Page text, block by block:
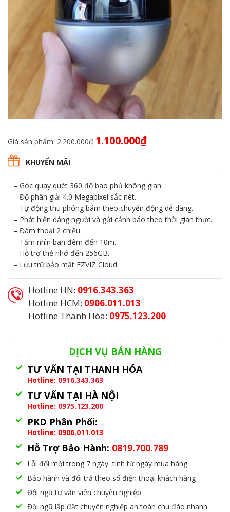
Giá sản phẩm: 2.200.000₫ Giá
gốc
1.100.000₫Giá
1.100.000₫.
KHUYẾN MÃI
– Góc quay quét 360 độ bao phủ không gian.
– Độ phân giải 4.0 Megapixel sắc nét.
– Tự động thu phóng bám theo chuyển động dễ dàng.
– Phát hiện dáng người và gửi cảnh báo theo thời gian thực.
– Đàm thoại 2 chiều.
– Tầm nhìn ban đêm đến 10m.
– Hỗ trợ thẻ nhớ đến 256GB.
– Lưu trữ bảo mật EZVIZ Cloud.
Hotline HN: 0916.343.363
Hotline HCM: 0906.011.013
Hotline Thanh Hóa: 0975.123.200
Danh mục:Camera Wifi,Camera Wifi Ezviz
DỊCH VỤ BÁN HÀNG
TƯ VẤN TẠI THANH HÓA
Hotline: 0916.343.363
TƯ VẤN TẠI HÀ NỘI
Hotline: 0975.123.200
PKD Phân Phối:
Hotline: 0906.011.013
Hỗ Trợ Bảo Hành: 0819.700.789
Lỗi đổi mới trong 7 ngày tính từ ngày mua hàng
Bảo hành và đổi trả theo số điện thoại khách hàng
Đội ngũ tư vấn viên chuyên nghiệp
Đội ngũ lắp đặt chuyên nghiệp an toàn chu đáo nhanh